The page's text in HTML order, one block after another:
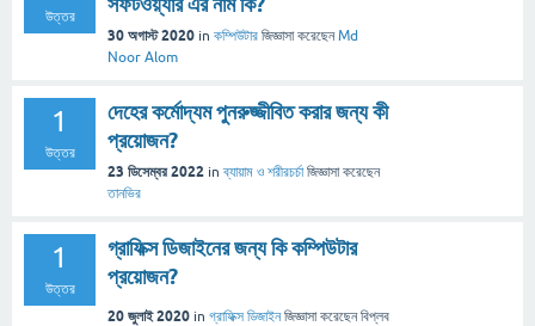
উত্তর
30 অগাস্ট 2020 in কম্পিউটার জিজ্ঞাসা করেছেনMd
Noor Alom
1
উত্তর
দেহের কর্মোদ্যম পুনরুজ্জীবিত করার জন্য কী
প্রয়োজন?
23 ডিসেম্বর 2022 inব্যায়াম ও শরীরচর্চা জিজ্ঞাসা করেছেন
তানভির
1
উত্তর
গ্রাফিক্স ডিজাইনের জন্য কি কম্পিউটার
প্রয়োজন?
20 জুলাই 2020 in গ্রাফিক্স ডিজাইন জিজ্ঞাসা করেছেনবিপ্লব